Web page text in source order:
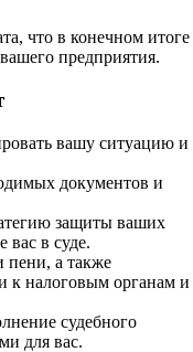
что в конечном итоге
предприятия.
вашу ситуацию и
документов и
защиты ваших
вас в суде.
пени, а также
к налоговым органам и
судебного
для вас.